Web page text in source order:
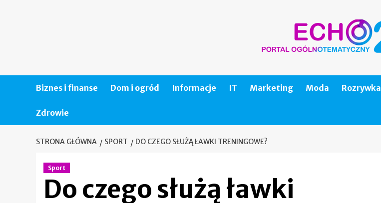
Biznes i finanse Dom i ogród Informacje IT Marketing Moda Rozrywka
Zdrowie
STRONA GŁÓWNA SPORT DO CZEGO SŁUŻĄ ŁAWKI TRENINGOWE?
Sport
Do czego służą ławki